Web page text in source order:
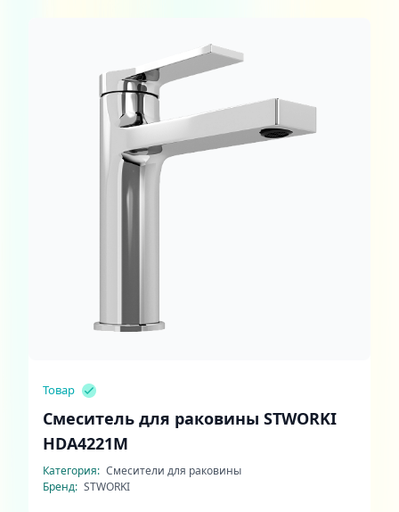
Товар
Смеситель для раковины STWORKI
HDA4221M
Категория: Смесители для раковины
Бренд: STWORKI